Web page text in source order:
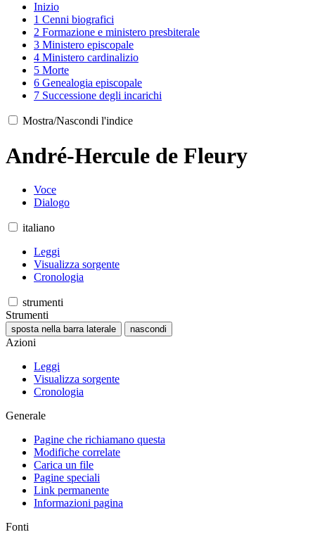
Inizio
1 Cenni biografici
2 Formazione e ministero presbiterale
3 Ministero episcopale
4 Ministero cardinalizio
5 Morte
6 Genealogia episcopale
7 Successione degli incarichi
Mostra/Nascondi l'indice
André-Hercule de Fleury
Voce
Dialogo
italiano
Leggi
Visualizza sorgente
Cronologia
strumenti
Strumenti
sposta nella barra laterale nascondi
Azioni
Leggi
Visualizza sorgente
Cronologia
Generale
Pagine che richiamano questa
Modifiche correlate
Carica un file
Pagine speciali
Link permanente
Informazioni pagina
Fonti